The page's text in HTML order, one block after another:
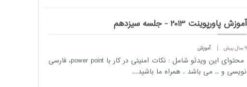
آموزش پاورپوینت 2013 - جلسه سیزدهم
9 سال پیش آموزش
محتوای این ویدئو شامل : نکات امنیتی در کار با power point، فارسی
نویسی و .. می باشد . همراه ما باشید...